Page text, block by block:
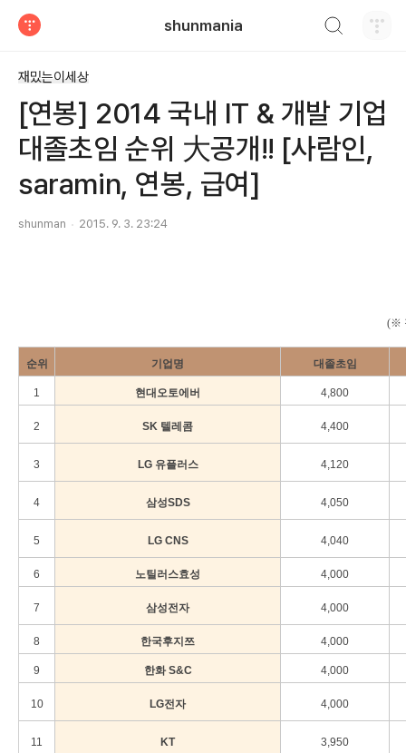
shunmania
재밌는이세상
[연봉] 2014 국내 IT & 개발 기업
대졸초임 순위 大공개!! [사람인,
saramin, 연봉, 급여]
shunman 2015. 9. 3. 23:24
(※
순위 기업명 대졸초임
1 현대오토에버 4,800
2 SK 텔레콤 4,400
3 LG 유플러스 4,120
4 삼성SDS 4,050
5 LG CNS 4,040
6 노틸러스효성 4,000
7 삼성전자 4,000
8 한국후지쯔 4,000
9 한화 S&C 4,000
10 LG전자 4,000
11 KT 3,950